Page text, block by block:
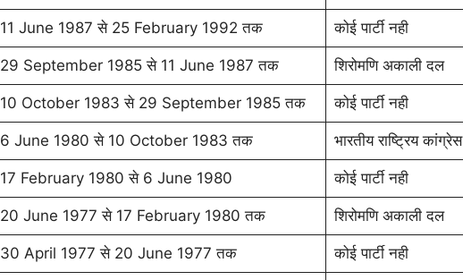
11 June 1987 से 25 February 1992 तक कोई पार्टी नही
29 September 1985 से 11 June 1987 तक शिरोमणि अकाली दल
10 October 1983 से 29 September 1985 तक कोई पार्टी नही
6 June 1980 से 10 October 1983 तक भारतीय राष्ट्रिय कांग्रेस
17 February 1980 से 6 June 1980 कोई पार्टी नही
20 June 1977 से 17 February 1980 तक शिरोमणि अकाली दल
30 April 1977 से 20 June 1977 तक कोई पार्टी नही